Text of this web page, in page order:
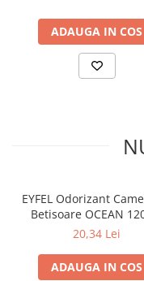
ADAUGA IN COS
EYFEL Odorizant
Betisoare OCEAN
20,34 Lei
ADAUGA IN COS